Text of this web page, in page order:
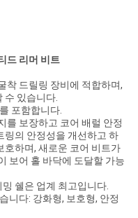
드 리머 비트
착 드릴링 장비에 적합하며,
수 있습니다.
포함합니다.
를 보장하고 코어 배럴 안정
링의 안정성을 개선하고 하
호하며, 새로운 코어 비트가
보어 홀 바닥에 도달할 가능
쉘은 업계 최고입니다.
니다: 강화형, 보호형, 안정